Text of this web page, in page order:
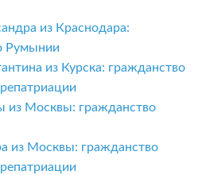
из Краснодара:
Румынии
из Курска: гражданство
из Москвы: гражданство
из Москвы: гражданство